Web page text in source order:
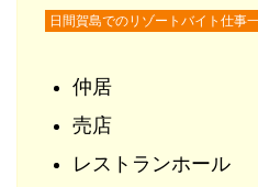
日間賀島でのリゾートバイト仕事
仲居
売店
レストランホール